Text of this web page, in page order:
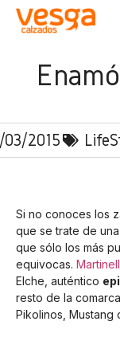
03/2015
Si no conoces los
que se trate de
que sólo los más
equivocas.
Elche, auténtico
resto de la
Pikolinos, Mustang